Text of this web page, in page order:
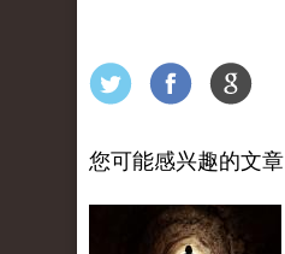
您可能感兴趣的文章